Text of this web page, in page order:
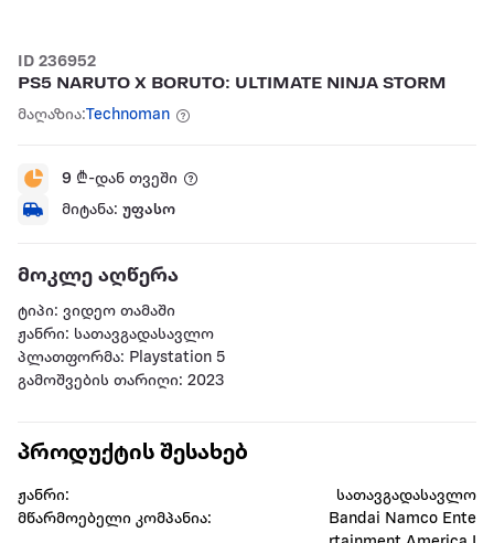
ID 236952
PS5 NARUTO X BORUTO: ULTIMATE NINJA STORM
მაღაზია:Technoman
9 ₾-დან თვეში
მიტანა: უფასო
მოკლე აღწერა
ტიპი: ვიდეო თამაში
ჟანრი: სათავგადასავლო
პლათფორმა: Playstation 5
გამოშვების თარიღი: 2023
პროდუქტის შესახებ
ჟანრი:
სათავგადასავლო
მწარმოებელი კომპანია:
Bandai Namco Ente